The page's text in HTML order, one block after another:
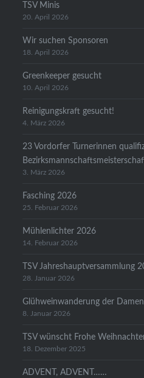
TSV Minis
20. April 2026
Wir suchen Sponsoren
18. April 2026
Greenkeeper gesucht
10. April 2026
Reinigungskraft gesucht!
4. März 2026
23 Vordorfer Turnerinnen
3. März 2026
Fasching 2026
25. Februar 2026
Mühlenlichter 2026
14. Februar 2026
TSV Jahreshauptversammlung
28. Januar 2026
Glühweinwanderung der
8. Januar 2026
TSV wünscht Frohe
18. Dezember 2025
ADVENT, ADVENT……